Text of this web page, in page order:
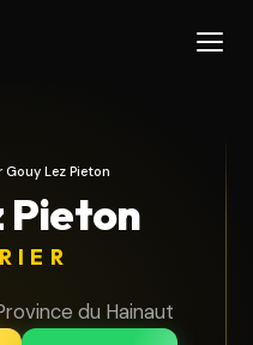
Gouy Lez Pieton
Pieton
du Hainaut